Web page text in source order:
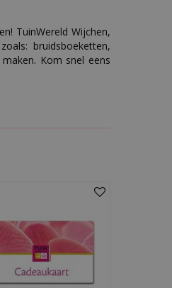
TuinWereld Wijchen,
bruidsboeketten,
Kom snel eens